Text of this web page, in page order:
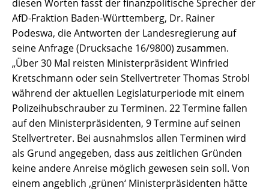
diesen Worten fasst der finanzpolitische Sprecher der
AfD-Fraktion Baden-Württemberg, Dr. Rainer
Podeswa, die Antworten der Landesregierung auf
seine Anfrage (Drucksache 16/9800) zusammen.
„Über 30 Mal reisten Ministerpräsident Winfried
Kretschmann oder sein Stellvertreter Thomas Strobl
während der aktuellen Legislaturperiode mit einem
Polizeihubschrauber zu Terminen. 22 Termine fallen
auf den Ministerpräsidenten, 9 Termine auf seinen
Stellvertreter. Bei ausnahmslos allen Terminen wird
als Grund angegeben, dass aus zeitlichen Gründen
keine andere Anreise möglich gewesen sein soll. Von
einem angeblich ‚grünen‘ Ministerpräsidenten hätte